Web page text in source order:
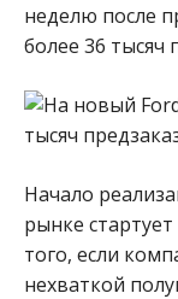
неделю после
более 36 тысяч
Начало
рынке
того, если
нехваткой